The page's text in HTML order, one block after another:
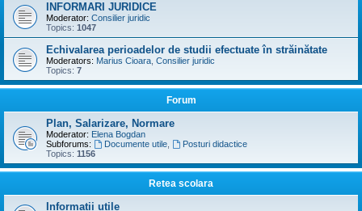
INFORMARI JURIDICE
Moderator: Consilier juridic
Topics: 1047
Echivalarea perioadelor de studii efectuate în străinătate
Moderators: Marius Cioara Consilier juridic
Topics: 7
Forum
Plan, Salarizare, Normare
Moderator: Elena Bogdan
Subforums:
Documente utile,
Posturi didactice
Topics: 1156
Retea scolara
Informatii utile